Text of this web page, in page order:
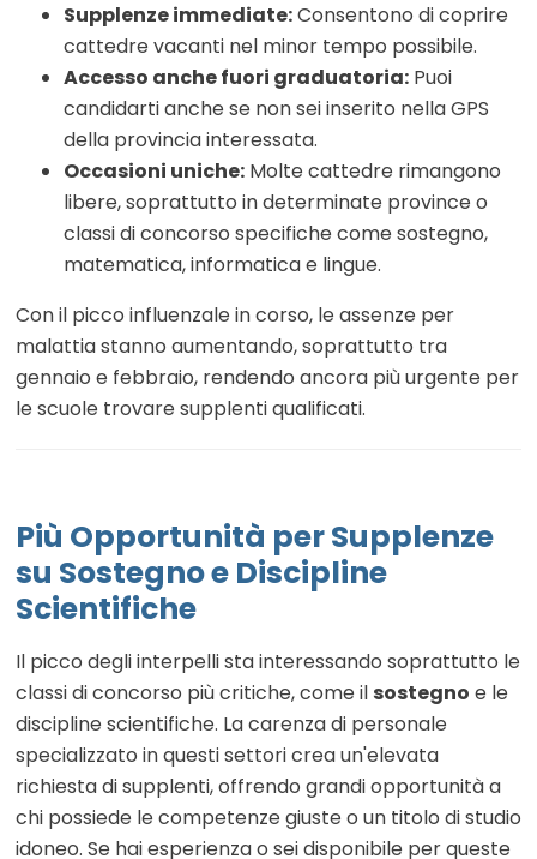
Supplenze immediate:Consentono di coprire
cattedre vacanti nel minor tempo possibile.
Accesso anche fuori graduatoria: Puoi
candidarti anche se non sei inserito nella GPS
della provincia interessata.
Occasioni uniche: Molte cattedre rimangono
libere, soprattutto in determinate province o
classi di concorso specifiche come sostegno,
matematica, informatica e lingue.
Con il picco influenzale in corso, le assenze per
malattia stanno aumentando, soprattutto tra
gennaio e febbraio, rendendo ancora più urgente per
le scuole trovare supplenti qualificati.
Più Opportunità per Supplenze
su Sostegno e Discipline
Scientifiche
Il picco degli interpelli sta interessando soprattutto le
classi di concorso più critiche, come il sostegno e le
discipline scientifiche. La carenza di personale
specializzato in questi settori crea un'elevata
richiesta di supplenti, offrendo grandi opportunità a
chi possiede le competenze giuste o un titolo di studio
idoneo. Se hai esperienza o sei disponibile per queste